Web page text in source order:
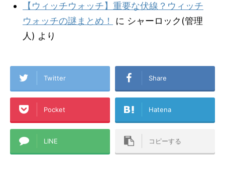
【ウィッチウォッチ】重要な伏線？ウィッチ
ウォッチの謎まとめ！
に シャーロック(管理
人) より
Twitter Share
Pocket Hatena
LINE コピーする